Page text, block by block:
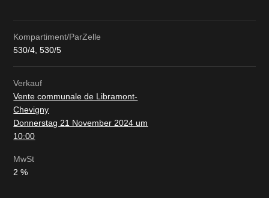
Kompartiment/ParZelle
530/4, 530/5
Verkauf
Vente communale de Libramont-
Chevigny
Donnerstag 21 November 2024 um
10:00
MwSt
2 %